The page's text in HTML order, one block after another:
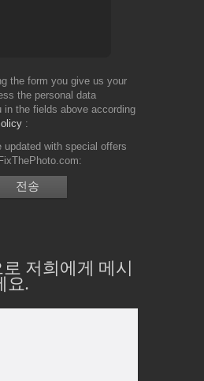
the form you give us your
the personal data
in the fields above according
updated with special offers
저희에게 메시
요.